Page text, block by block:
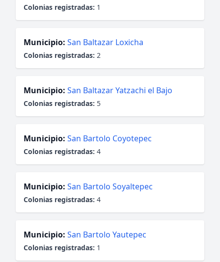
Colonias registradas: 1
Municipio: San Baltazar Loxicha
Colonias registradas: 2
Municipio: San Baltazar Yatzachi el Bajo
Colonias registradas: 5
Municipio: San Bartolo Coyotepec
Colonias registradas: 4
Municipio: San Bartolo Soyaltepec
Colonias registradas: 4
Municipio: San Bartolo Yautepec
Colonias registradas: 1